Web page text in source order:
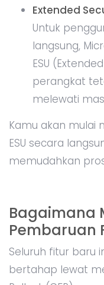
Extended
Untuk
langsung,
ESU
perangkat
melewati
Kamu akan mulai
ESU secara
memudahkan
Bagaimana
Pembaruan
Seluruh fitur baru
bertahap lewat